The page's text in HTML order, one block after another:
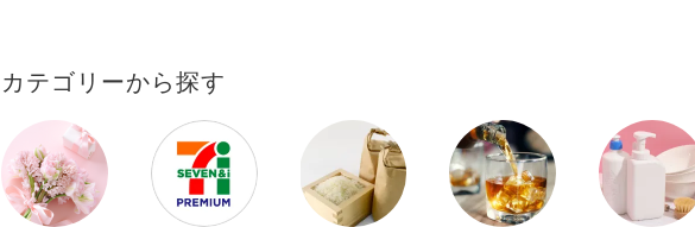
カテゴリーから探す